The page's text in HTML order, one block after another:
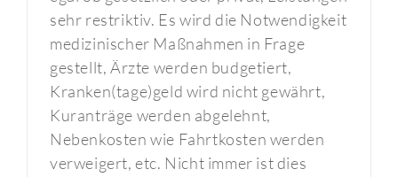
sehr restriktiv. Es wird die Notwendigkeit
medizinischer Maßnahmen in Frage
gestellt, Ärzte werden budgetiert,
Kranken(tage)geld wird nicht gewährt,
Kuranträge werden abgelehnt,
Nebenkosten wie Fahrtkosten werden
verweigert, etc. Nicht immer ist dies